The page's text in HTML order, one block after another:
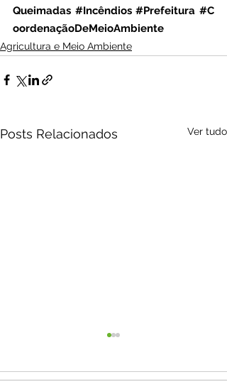
Queimadas #Incêndios #Prefeitura #C
oordenaçãoDeMeioAmbiente
Agricultura e Meio Ambiente
Posts Relacionados Ver tudo